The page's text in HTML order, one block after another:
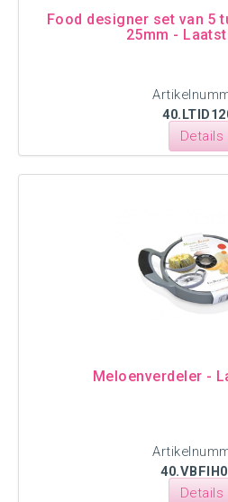
Food designer set van 5
25mm -
Details
Meloenverdeler -
Details